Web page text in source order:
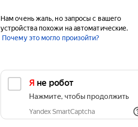
Нам очень жаль, но запросы с вашего
устройства похожи на автоматические.
Почему это могло произойти?
Я не робот
Нажмите, чтобы продолжить
Yandex SmartCaptcha